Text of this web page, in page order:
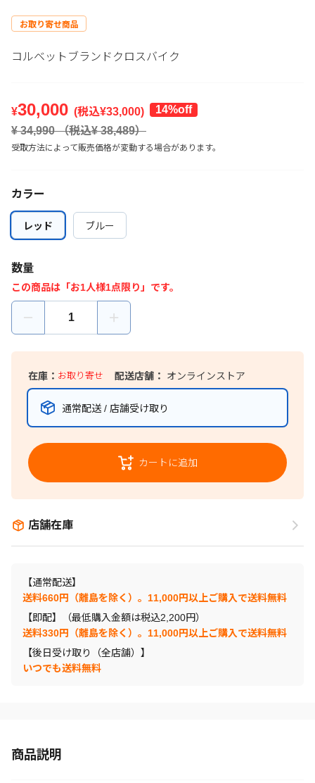
お取り寄せ商品
コルベットブランドクロスバイク
¥30,000 (税込¥33,000) 14%off
¥ 34,990（税込¥38,489）
受取方法によって販売価格が変動する場合があります。
カラー
レッド
レッド ブルー
ブルー
数量
この商品は「お1人様1点限り」です。
在庫： お取り寄せ 配送店舗： オンラインストア
通常配送 / 店舗受け取り
カートに追加
店舗在庫
【通常配送】
送料660円（離島を除く）。11,000円以上ご購入で送料無料
【即配】（最低購入金額は税込2,200円）
送料330円（離島を除く）。11,000円以上ご購入で送料無料
【後日受け取り（全店舗）】
いつでも送料無料
商品説明